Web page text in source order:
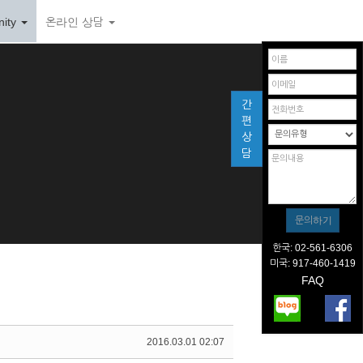
온라인 상담
2016.03.01 02:07
간
편
상
담
한국: 02-561-6306
미국: 917-460-1419
FAQ